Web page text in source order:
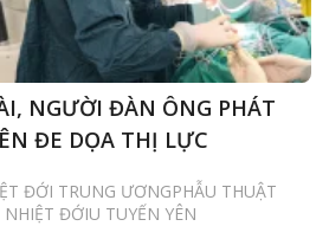
NGƯỜI ĐÀN ÔNG PHÁT
ĐE DỌA THỊ LỰC
ĐỚI TRUNG ƯƠNGPHẪU THUẬT
ĐỚIU TUYẾN YÊN